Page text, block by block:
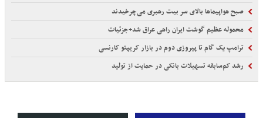
صبح هواپیماها بالای سر بیت رهبری می‌چرخیدند
محموله عظیم گوشت ایران راهی عراق شد+جزئیات
ترامپ یک گام تا پیروزی دوم در بازار کریپتو کارنسی
رشد کم‌سابقه تسهیلات بانکی در حمایت از تولید